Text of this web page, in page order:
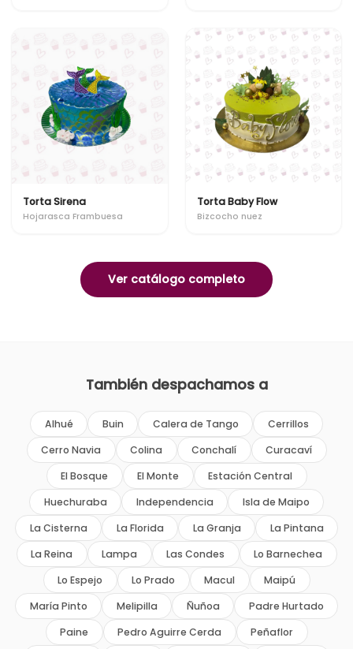
Torta Sirena
Hojarasca Frambuesa
Torta Baby Flow
Bizcocho nuez
Ver catálogo completo
También despachamos a
Alhué Buin Calera de Tango
Cerrillos
Cerro Navia
Colina Conchalí
Curacaví
El Bosque
El Monte
Estación Central
Huechuraba
Independencia
Isla de Maipo
La Cisterna
La Florida La Granja
La Pintana
La Reina
Lampa Las Condes
Lo Barnechea
Lo Espejo
Lo Prado Macul
Maipú
María Pinto
Melipilla Ñuñoa
Padre Hurtado
Paine
Pedro Aguirre Cerda Peñaflor